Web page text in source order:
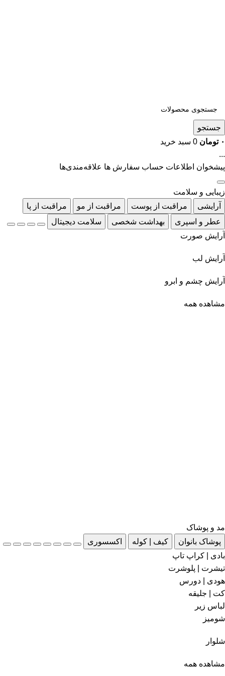
جستجو
۰ تومان 0 سبد خرید
...
پیشخوان اطلاعات حساب سفارش ها علاقه‌مندی‌ها
زیبایی و سلامت
آرایشی
مراقبت از پوست مراقبت از مو
مراقبت از پا
عطر و اسپری
بهداشت شخصی
سلامت دیجیتال
آرایش صورت
آرایش لب
آرایش چشم و ابرو
مشاهده همه
مد و پوشاک
پوشاک بانوان
کیف | کوله
اکسسوری
بادی | کراپ تاپ
تیشرت | پلوشرت
هودی | دورس
کت | جلیقه
لباس زیر
شومیز
شلوار
مشاهده همه